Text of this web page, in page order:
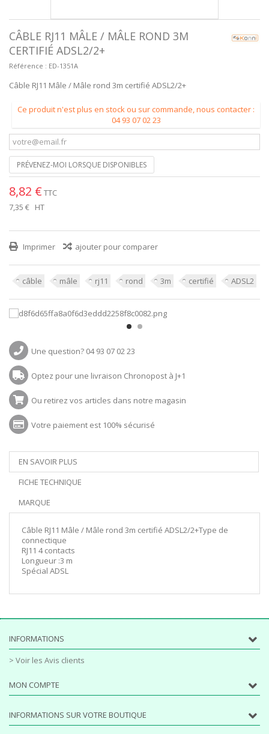
CÂBLE RJ11 MÂLE / MÂLE ROND 3M
CERTIFIÉ ADSL2/2+
Référence : ED-1351A
Câble RJ11 Mâle / Mâle rond 3m certifié ADSL2/2+
Ce produit n'est plus en stock ou sur commande, nous contacter :
04 93 07 02 23
PRÉVENEZ-MOI LORSQUE DISPONIBLES
8,82 € TTC
7,35 € HT
Imprimer ajouter pour comparer
câble mâle rj11 rond 3m certifié ADSL2
Une question? 04 93 07 02 23
Optez pour une livraison Chronopost à J+1
Ou retirez vos articles dans notre magasin
Votre paiement est 100% sécurisé
EN SAVOIR PLUS
FICHE TECHNIQUE
MARQUE
Câble RJ11 Mâle / Mâle rond 3m certifié ADSL2/2+Type de
connectique
RJ11 4 contacts
Longueur :3 m
Spécial ADSL
INFORMATIONS
> Voir les Avis clients
MON COMPTE
INFORMATIONS SUR VOTRE BOUTIQUE